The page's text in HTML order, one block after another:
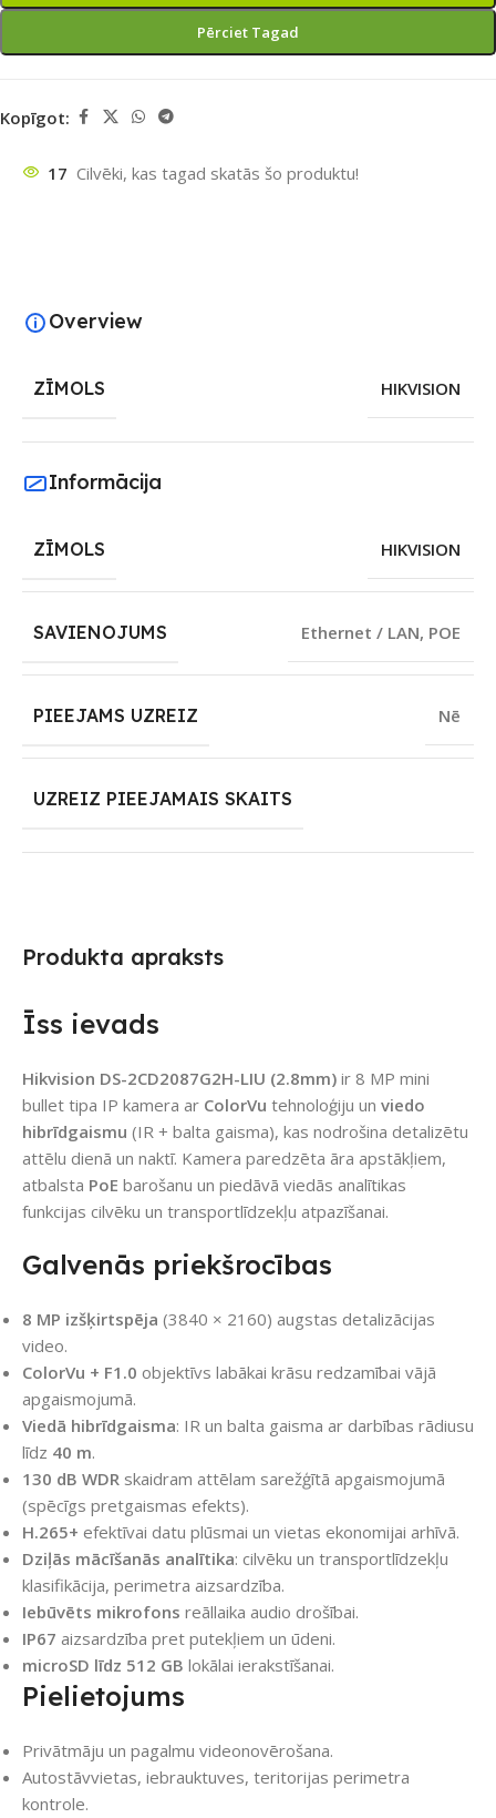
Pērciet Tagad
Kopīgot:
17 Cilvēki, kas tagad skatās šo produktu!
Produkta apraksts
Īss ievads
Hikvision DS-2CD2087G2H-LIU (2.8mm) ir 8 MP mini
bullet tipa IP kamera ar ColorVu tehnoloģiju un viedo
hibrīdgaismu (IR + balta gaisma), kas nodrošina detalizētu
attēlu dienā un naktī. Kamera paredzēta āra apstākļiem,
atbalsta PoE barošanu un piedāvā viedās analītikas
funkcijas cilvēku un transportlīdzekļu atpazīšanai.
Galvenās priekšrocības
8 MP izšķirtspēja (3840 × 2160) augstas detalizācijas
video.
ColorVu + F1.0 objektīvs labākai krāsu redzamībai vājā
apgaismojumā.
Viedā hibrīdgaisma: IR un balta gaisma ar darbības rādiusu
līdz 40 m.
130 dB WDR skaidram attēlam sarežģītā apgaismojumā
(spēcīgs pretgaismas efekts).
H.265+ efektīvai datu plūsmai un vietas ekonomijai arhīvā.
Dziļās mācīšanās analītika: cilvēku un transportlīdzekļu
klasifikācija, perimetra aizsardzība.
Iebūvēts mikrofons reāllaika audio drošībai.
IP67 aizsardzība pret putekļiem un ūdeni.
microSD līdz 512 GB lokālai ierakstīšanai.
Pielietojums
Privātmāju un pagalmu videonovērošana.
Autostāvvietas, iebrauktuves, teritorijas perimetra
kontrole.
Overview
ZĪMOLS HIKVISION
Informācija
ZĪMOLS HIKVISION
SAVIENOJUMS Ethernet / LAN, POE
PIEEJAMS UZREIZ Nē
UZREIZ PIEEJAMAIS SKAITS